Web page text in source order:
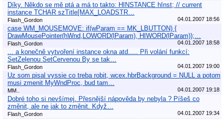
Díky. Někdo se mě ptá a má to takto: HINSTANCE hInst; // current
instance TCHAR szTitle[MAX_LOADSTR…
Flash_Gordon 04.01.2007 18:56
case WM_MOUSEMOVE: if(wParam == MK_LBUTTON) {
DrawMousePointer(hWnd,LOWORD(lParam), HIWORD(lParam));…
Flash_Gordon 04.01.2007 18:58
... a konečně vytvoření instance okna atd..... Při volání funkcí:
SetZelenou SetCervenou By se tak…
Flash_Gordon 04.01.2007 19:00
Uz som pisal vyssie co treba robit, wcex.hbrBackground = NULL a potom
musi zmenit MyWndProc, bud tam…
MM.. 04.01.2007 19:18
Dobré toho si nevšímej. Přesnější nápověda by nebyla ? Píšeš co
změnit, ale ne jak to změnit. Když…
Flash_Gordon 04.01.2007 19:34